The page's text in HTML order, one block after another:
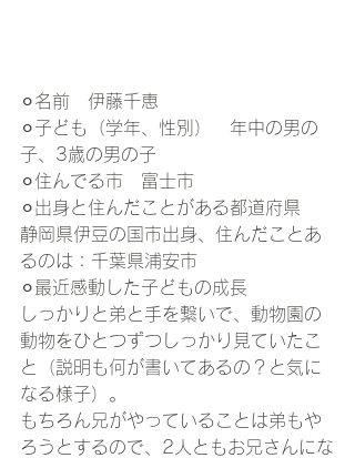
⚪︎名前　伊藤千恵
⚪︎子ども（学年、性別）　年中の男の
子、3歳の男の子
⚪︎住んでる市　富士市
⚪︎出身と住んだことがある都道府県
静岡県伊豆の国市出身、住んだことあ
るのは：千葉県浦安市
⚪︎最近感動した子どもの成長
しっかりと弟と手を繋いで、動物園の
動物をひとつずつしっかり見ていたこ
と（説明も何が書いてあるの？と気に
なる様子）。
もちろん兄がやっていることは弟もや
ろうとするので、2人ともお兄さんにな